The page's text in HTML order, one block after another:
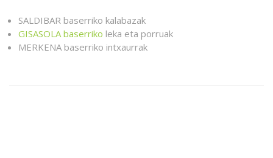
SALDIBAR baserriko kalabazak
GISASOLA baserriko leka eta porruak
MERKENA baserriko intxaurrak